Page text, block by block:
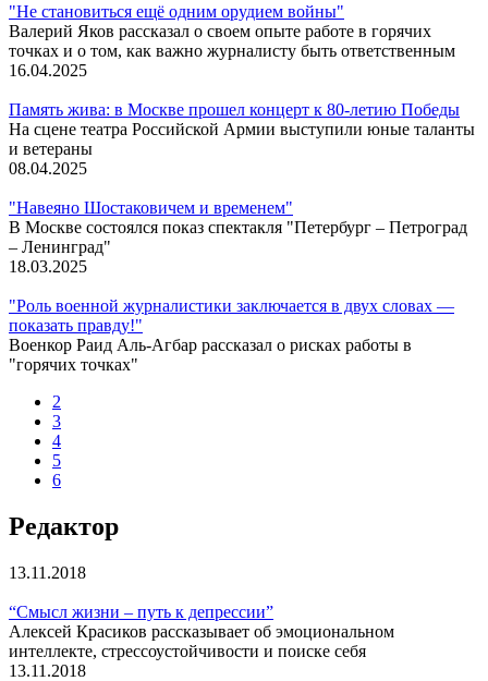
"Не становиться ещё одним орудием войны"
Валерий Яков рассказал о своем опыте работе в горячих
точках и о том, как важно журналисту быть ответственным
16.04.2025
Память жива: в Москве прошел концерт к 80-летию Победы
На сцене театра Российской Армии выступили юные таланты
и ветераны
08.04.2025
"Навеяно Шостаковичем и временем"
В Москве состоялся показ спектакля "Петербург – Петроград
– Ленинград"
18.03.2025
"Роль военной журналистики заключается в двух словах —
показать правду!"
Военкор Раид Аль-Агбар рассказал о рисках работы в
"горячих точках"
2
3
4
5
6
Редактор
13.11.2018
“Смысл жизни – путь к депрессии”
Алексей Красиков рассказывает об эмоциональном
интеллекте, стрессоустойчивости и поиске себя
13.11.2018